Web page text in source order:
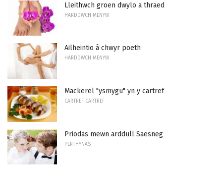
Lleithwch groen dwylo a thraed
HARDDWCH MENYW
Ailheintio â chwyr poeth
HARDDWCH MENYW
Mackerel "ysmygu" yn y cartref
CARTREF CARTREF
Priodas mewn arddull Saesneg
PERTHYNAS